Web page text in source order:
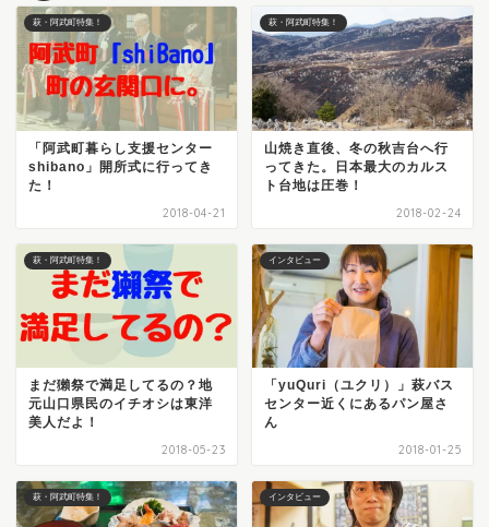
萩・阿武町特集！
「阿武町暮らし支援センター
shibano」開所式に行ってき
た！
2018-04-21
萩・阿武町特集！
山焼き直後、冬の秋吉台へ行
ってきた。日本最大のカルス
ト台地は圧巻！
2018-02-24
萩・阿武町特集！
まだ獺祭で満足してるの？地
元山口県民のイチオシは東洋
美人だよ！
2018-05-23
インタビュー
「yuQuri（ユクリ）」萩バス
センター近くにあるパン屋さ
ん
2018-01-25
萩・阿武町特集！ インタビュー